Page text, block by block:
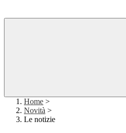
Home >
Novità >
Le notizie